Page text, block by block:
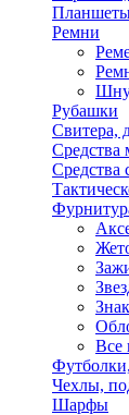
Ремни
Рубашки
Свитера,
Средства
Средства
Все
Чехлы,
Шарфы